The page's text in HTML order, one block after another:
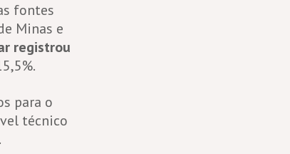
fontes
Minas e
registrou
para o
técnico